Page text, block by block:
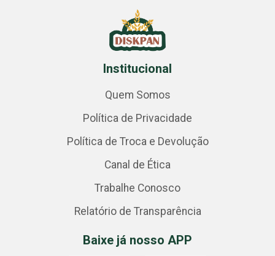
Institucional
Quem Somos
Política de Privacidade
Política de Troca e Devolução
Canal de Ética
Trabalhe Conosco
Relatório de Transparência
Baixe já nosso APP